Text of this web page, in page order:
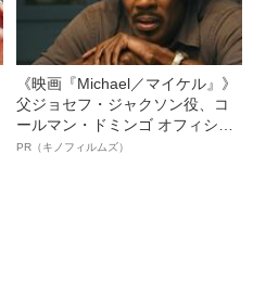
《映画『Michael／マイケル』》
父ジョセフ・ジャクソン役、コ
ールマン・ドミンゴ オフィシャ
ルインタビュー“観客を魅了した
PR（キノフィルムズ）